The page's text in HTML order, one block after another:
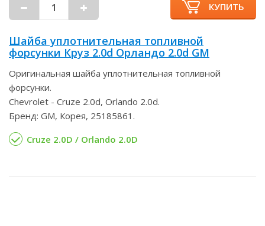
КУПИТЬ
Шайба уплотнительная топливной
форсунки Круз 2.0d Орландо 2.0d GM
Оригинальная шайба уплотнительная топливной
форсунки.
Chevrolet - Cruze 2.0d, Orlando 2.0d.
Бренд: GM, Корея, 25185861.
Cruze 2.0D / Orlando 2.0D